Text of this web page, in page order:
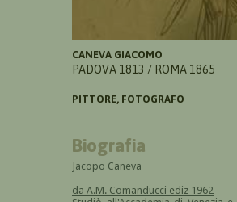
CANEVA GIACOMO
PADOVA 1813 / ROMA 1865
PITTORE, FOTOGRAFO
Biografia
Jacopo Caneva
da A.M. Comanducci ediz 1962